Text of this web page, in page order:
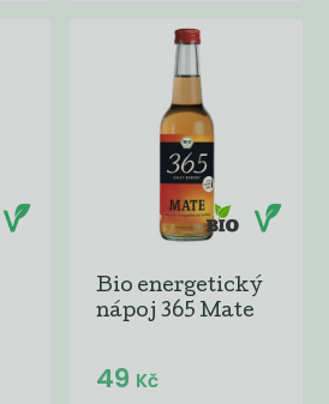
Bio energetický
nápoj 365 Mate
49 Kč